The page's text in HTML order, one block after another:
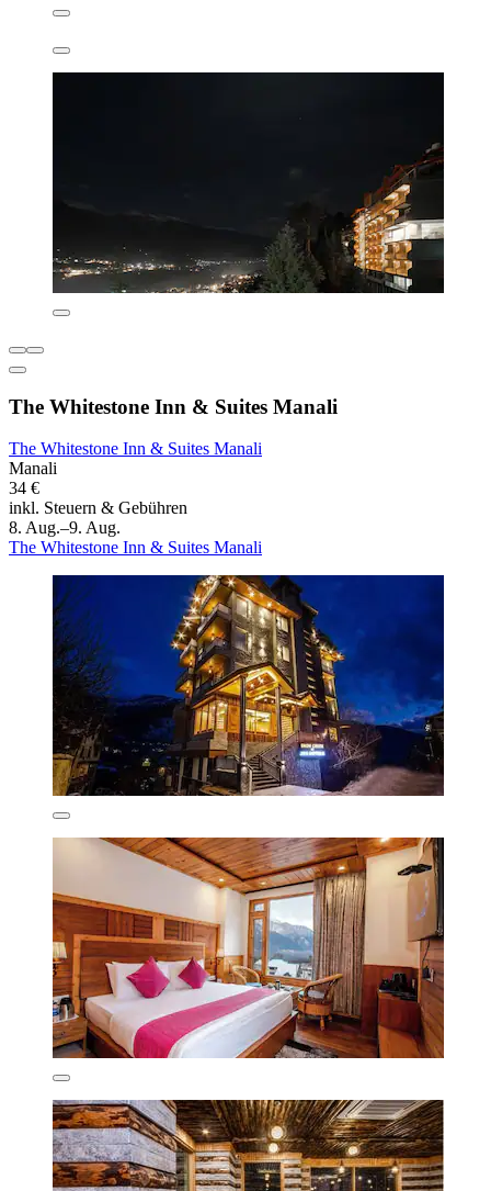
The Whitestone Inn & Suites Manali
The Whitestone Inn & Suites Manali
Manali
34 €
inkl. Steuern & Gebühren
8. Aug.–9. Aug.
The Whitestone Inn & Suites Manali